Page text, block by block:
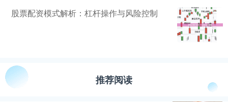
股票配资模式解析：杠杆操作与风险控制
推荐阅读